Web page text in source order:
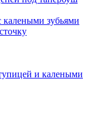
калеными зубьями
и калеными